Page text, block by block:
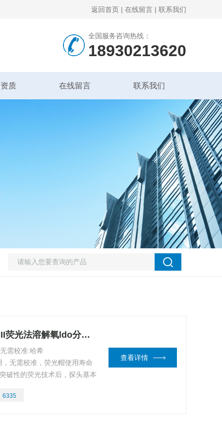
返回首页 | 在线留言 | 联系我们
全国服务咨询热线：
18930213620
质 在线留言 联系我们
sc200-9020000哈希HACH LDO II荧光法溶解氧ldo分析仪
需校准:哈希
无需校准，荧光帽使用寿命
破性的荧光技术后，探头基本
6335
查看详情